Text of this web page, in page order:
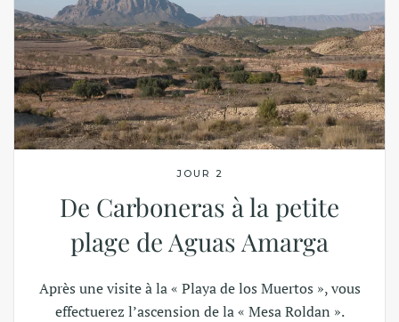
JOUR 2
De Carboneras à la petite
plage de Aguas Amarga
Après une visite à la « Playa de los Muertos », vous
effectuerez l’ascension de la « Mesa Roldan ».